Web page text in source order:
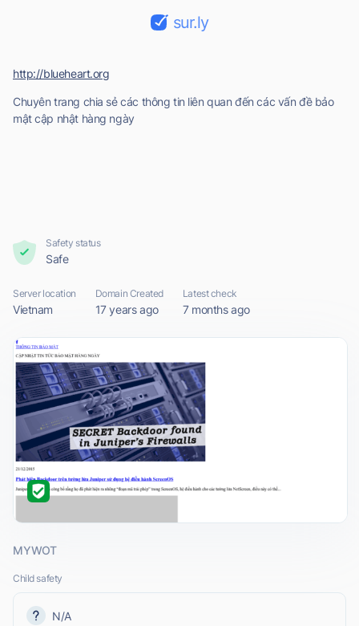
sur.ly
Chuyên trang chia sẻ các thông tin liên quan đến các vấn đề bảo
mật cập nhật hàng ngày
http://blueheart.org
Safety status
Safe
Server location
Vietnam
Domain Created
17 years ago
Latest check
7 months ago
MYWOT
Child safety
N/A